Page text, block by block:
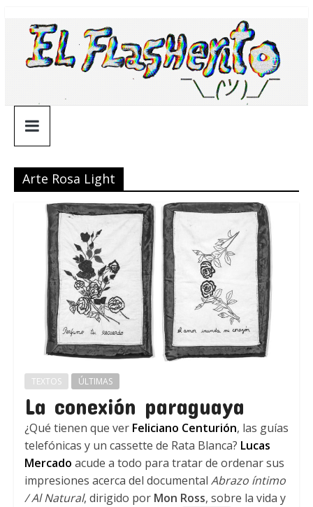
contenido
¯\_(ツ)_/
¯
Arte Rosa Light
TEXTOS ÚLTIMAS
La conexión paraguaya
¿Qué tienen que ver Feliciano Centurión, las guías
telefónicas y un cassette de Rata Blanca? Lucas
Mercado acude a todo para tratar de ordenar sus
impresiones acerca del documental Abrazo íntimo
/ Al Natural, dirigido por Mon Ross, sobre la vida y